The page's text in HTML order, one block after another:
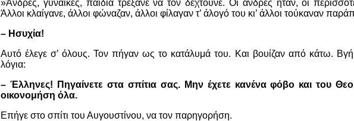
»Άνδρες, γυναίκες, παιδιά τρέξανε να τον δεχτούνε. Οι άνδρες ήταν, οι
Άλλοι κλαίγανε, άλλοι φώναζαν, άλλοι φίλαγαν τ’ άλογό του κι’ άλλοι τούκαναν
– Ησυχία!
Αυτό έλεγε σ’ όλους. Τον πήγαν ως το κατάλυμά του. Και βουίζαν από κάτω.
λόγια:
– Έλληνες! Πηγαίνετε στα σπίτια σας. Μην έχετε κανένα φόβο και του
οικονομήση όλα.
Επήγε στο σπίτι του Αυγουστίνου, να τον παρηγορήση.